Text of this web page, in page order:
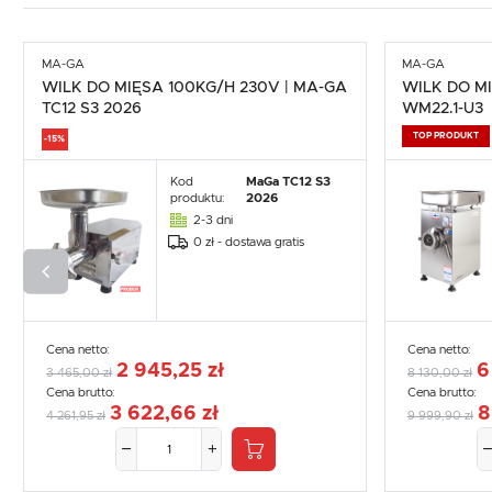
MA-GA
WILK DO MIĘSA 100KG/H 230V | MA-GA
TC12 S3 2026
-15%
Kod
produktu:
MaGa TC12 S3
2026
2-3 dni
0 zł - dostawa gratis
Cena netto:
3 465,00 zł 2 945,25 zł
Cena brutto:
4 261,95 zł 3 622,66 zł
MA-GA
WILK DO
WM22.1-U3
TOP PRODUKT
Cena netto:
8 130,00 zł
Cena brutto:
9 999,90 zł